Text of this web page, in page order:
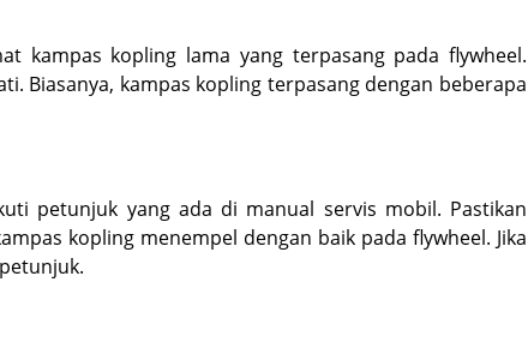
kampas kopling lama yang terpasang pada flywheel.
Biasanya, kampas kopling terpasang dengan beberapa
petunjuk yang ada di manual servis mobil. Pastikan
kopling menempel dengan baik pada flywheel. Jika